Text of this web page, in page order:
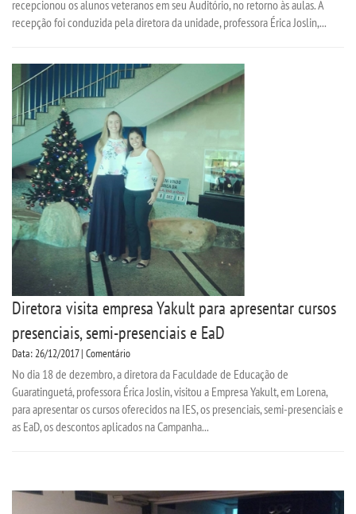
recepcionou os alunos veteranos em seu Auditório, no retorno às aulas. A
recepção foi conduzida pela diretora da unidade, professora Érica Joslin,...
Diretora visita empresa Yakult para apresentar cursos
presenciais, semi-presenciais e EaD
Data: 26/12/2017 | Comentário
No dia 18 de dezembro, a diretora da Faculdade de Educação de
Guaratinguetá, professora Érica Joslin, visitou a Empresa Yakult, em Lorena,
para apresentar os cursos oferecidos na IES, os presenciais, semi-presenciais e
as EaD, os descontos aplicados na Campanha...